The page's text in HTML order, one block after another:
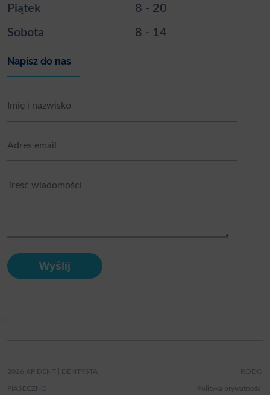
Piątek
8 - 20
Sobota
8 - 14
Napisz do nas
2026 AP DENT | DENTYSTA
PIASECZNO
RODO
Polityka prywatności